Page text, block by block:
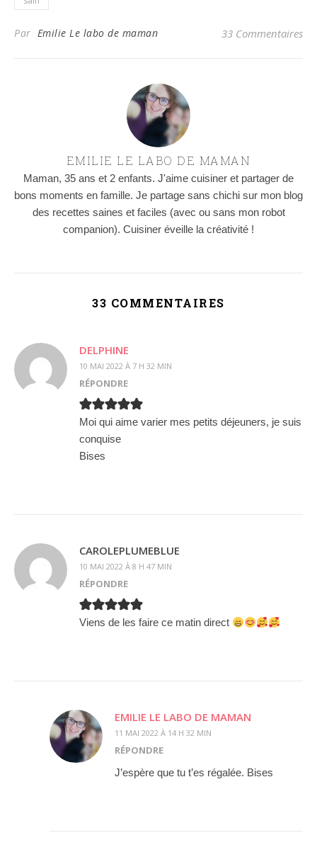
Par Emilie Le labo de maman 33 Commentaires
EMILIE LE LABO DE MAMAN
Maman, 35 ans et 2 enfants. J'aime cuisiner et partager de
bons moments en famille. Je partage sans chichi sur mon blog
des recettes saines et faciles (avec ou sans mon robot
companion). Cuisiner éveille la créativité !
33 COMMENTAIRES
DELPHINE
10 MAI 2022 À 7 H 32 MIN
RÉPONDRE
Moi qui aime varier mes petits déjeuners, je suis
conquise
Bises
CAROLEPLUMEBLUE
10 MAI 2022 À 8 H 47 MIN
RÉPONDRE
Viens de les faire ce matin direct
EMILIE LE LABO DE MAMAN
11 MAI 2022 À 14 H 32 MIN
RÉPONDRE
J’espère que tu t’es régalée. Bises